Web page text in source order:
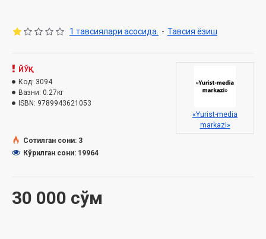
1 тавсиялари асосида. - Тавсия ёзиш
30 000 сўм
ЙЎҚ
Код: 3094
Вазни: 0.27кг
ISBN: 9789943621053
«Yurist-media
markazi»
Сотилган сони: 3
Кўрилган сони: 19964